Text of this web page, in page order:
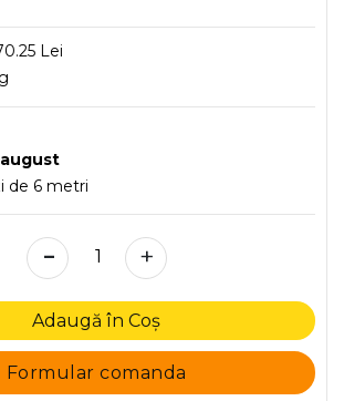
Lei
august
de 6 metri
- +
Adaugă în Coș
Formular comanda